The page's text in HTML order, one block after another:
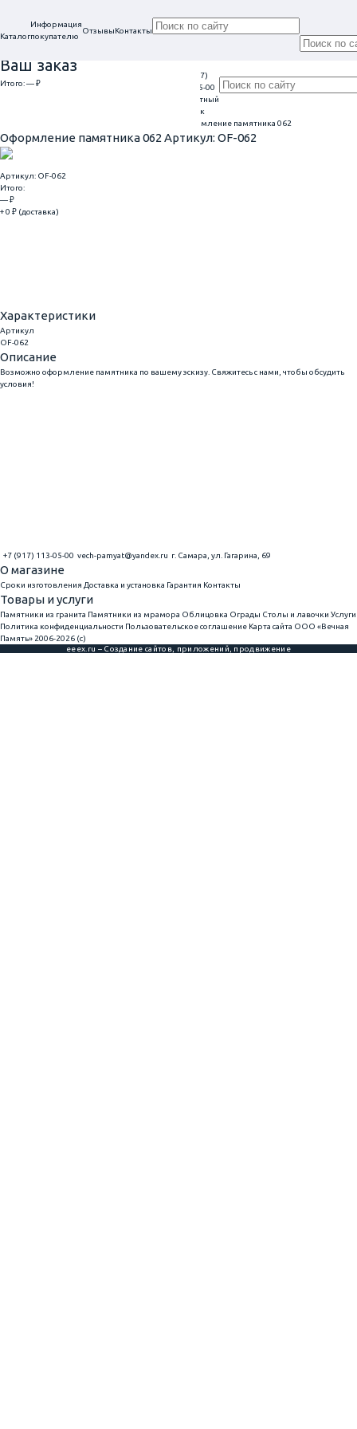
Каталог
Информация
покупателю
ОтзывыКонтакты
Ваш заказ
Итого:— ₽
Проконсультируем
+7 (917)
113-05-00
Обратный
звонок
Оформление памятника 062
Оформление памятника 062 Артикул: OF-062
Артикул: OF-062
Итого:
— ₽
+ 0 ₽ (доставка)
Характеристики
Артикул
OF-062
Описание
Возможно оформление памятника по вашему эскизу. Свяжитесь с нами, чтобы обсудить
условия!
+7 (917) 113-05-00 vech-pamyat@yandex.ru г. Самара, ул. Гагарина, 69
О магазине
Сроки изготовления Доставка и установка Гарантия Контакты
Товары и услуги
Памятники из гранита Памятники из мрамора Облицовка Ограды Столы и лавочки Услуги
Политика конфиденциальности Пользовательское соглашение Карта сайта ООО «Вечная
Память» 2006-2026 (с)
eeex.ru – Создание сайтов, приложений, продвижение